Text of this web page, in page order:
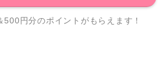
円分のポイントがもらえます！